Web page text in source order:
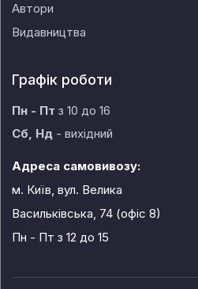
Автори
Видавництва
Графік роботи
Пн - Пт з 10 до 16
Сб, Нд - вихідний
Адреса самовивозу:
м. Київ, вул. Велика
Васильківська, 74 (офіс 8)
Пн - Пт з 12 до 15